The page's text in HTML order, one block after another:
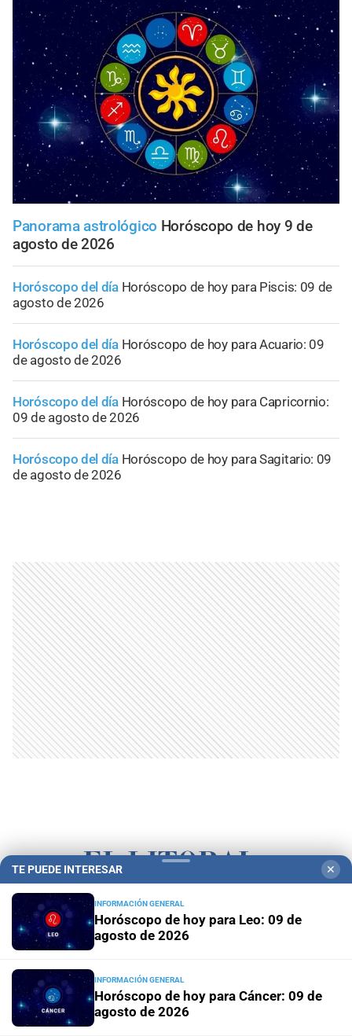
Panorama astrológico Horóscopo de hoy 9 de
agosto de 2026
Horóscopo del día Horóscopo de hoy para Piscis: 09 de
agosto de 2026
Horóscopo del día Horóscopo de hoy para Acuario: 09
de agosto de 2026
Horóscopo del día Horóscopo de hoy para Capricornio:
09 de agosto de 2026
Horóscopo del día Horóscopo de hoy para Sagitario: 09
de agosto de 2026
Campolitoral Revista Nosotros Clasificados
CYD Litoral
Podcasts
Mirador Provincial VivíMejor SF
TE PUEDE INTERESAR ✕
INFORMACIÓN GENERAL
Horóscopo de hoy para Leo: 09 de
agosto de 2026
INFORMACIÓN GENERAL
Horóscopo de hoy para Cáncer: 09 de
agosto de 2026